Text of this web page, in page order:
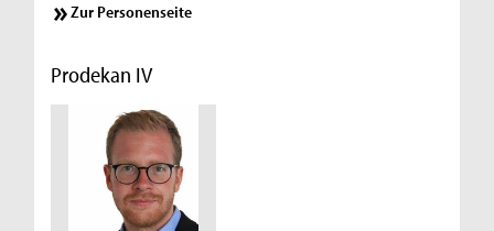
Zur Personenseite
Prodekan IV